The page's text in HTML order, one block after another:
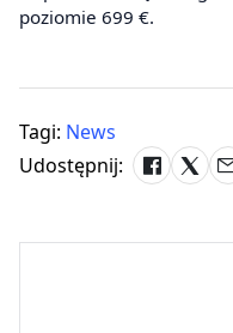
poziomie 699 €.
Tagi: News
Udostępnij: